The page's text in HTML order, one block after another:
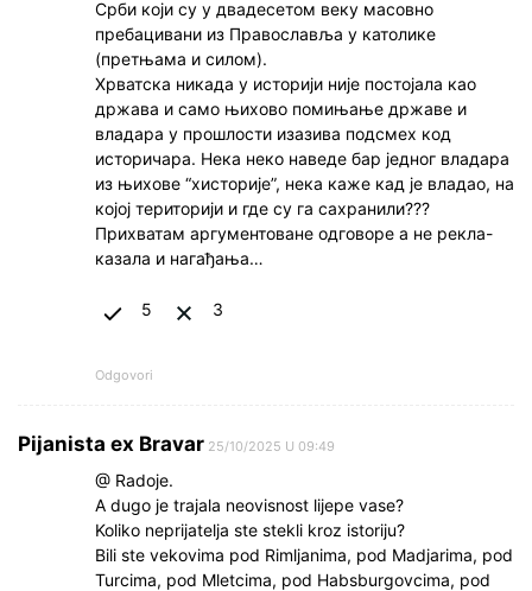
Срби који су у двадесетом веку масовно
пребацивани из Православља у католике
(претњама и силом).
Хрватска никада у историји није постојала као
држава и само њихово помињање државе и
владара у прошлости изазива подсмех код
историчара. Нека неко наведе бар једног владара
из њихове “хисторије”, нека каже кад је владао, на
којој територији и где су га сахранили???
Прихватам аргументоване одговоре а не рекла-
казала и нагађања…
5 3
Odgovori
Pijanista ex Bravar 25/10/2025 U 09:49
@ Radoje.
A dugo je trajala neovisnost lijepe vase?
Koliko neprijatelja ste stekli kroz istoriju?
Bili ste vekovima pod Rimljanima, pod Madjarima, pod
Turcima, pod Mletcima, pod Habsburgovcima, pod